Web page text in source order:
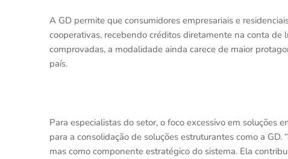
A GD permite que consumidores empresariais e
cooperativas, recebendo créditos diretamente na conta
comprovadas, a modalidade ainda carece de maior
país.
Para especialistas do setor, o foco excessivo em soluções
para a consolidação de soluções estruturantes como a
mas como componente estratégico do sistema. Ela